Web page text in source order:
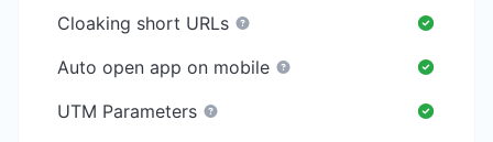
Cloaking short URLs
Auto open app on mobile
UTM Parameters